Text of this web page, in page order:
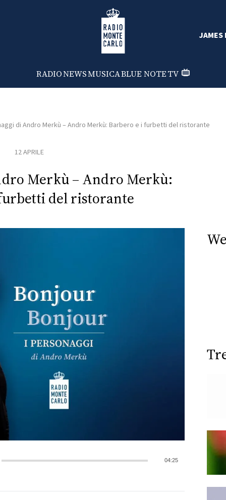
Radio Monte Carlo
RADIONEWSMUSICABLUE NOTETV
JAMES
di Andro Merkù – Andro Merkù: Barbero e i furbetti del ristorante
12 APRILE
Merkù – Andro Merkù:
del ristorante
04:25